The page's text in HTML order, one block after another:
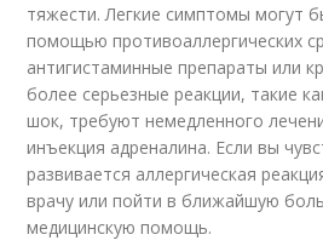
тяжести. Легкие симптомы могут
помощью противоаллергических
антигистаминные препараты или
более серьезные реакции, такие
шок, требуют немедленного
инъекция адреналина. Если вы
развивается аллергическая
врачу или пойти в ближайшую
медицинскую помощь.